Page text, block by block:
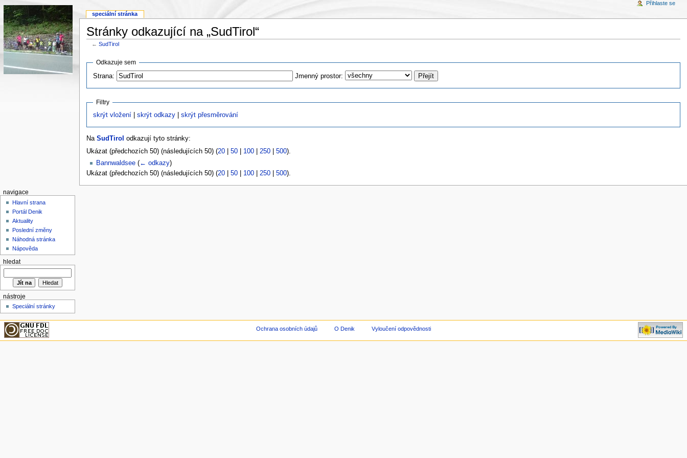
Stránky odkazující na „SudTirol“
←SudTirol
Odkazuje sem
Strana:
Jmenný prostor:
Filtry
skrýt vložení |skrýt odkazy |skrýt přesměrování
Na SudTirol odkazují tyto stránky:
Ukázat (předchozích 50) (následujících 50) (20| 50| 100| 250| 500).
Bannwaldsee (← odkazy)
Ukázat (předchozích 50) (následujících 50) (20| 50| 100| 250| 500).
speciální stránka
Přihlaste se
navigace
Hlavní strana
Portál Denik
Aktuality
Poslední změny
Náhodná stránka
Nápověda
hledat
nástroje
Speciální stránky
Ochrana osobních údajů O Denik Vyloučení odpovědnosti